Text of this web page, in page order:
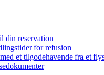
din reservation
for refusion
et tilgodehavende fra et